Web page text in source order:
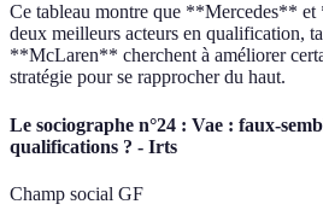
Ce tableau montre que **Mercedes**
deux meilleurs acteurs en qualification,
**McLaren** cherchent à améliorer
stratégie pour se rapprocher du haut.
Le sociographe n°24 : Vae : faux-
qualifications ? - Irts
Champ social GF